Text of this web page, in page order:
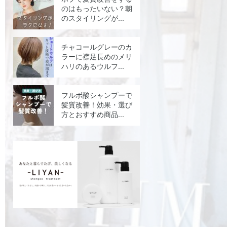
のはもったいない？朝
のスタイリングが...
チャコールグレーのカ
ラーに襟足長めのメリ
ハリのあるウルフ...
フルボ酸シャンプーで
髪質改善！効果・選び
方とおすすめ商品...